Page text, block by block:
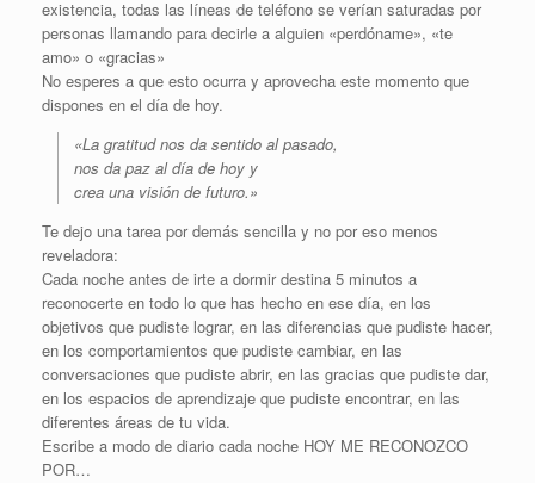
existencia, todas las líneas de teléfono se verían saturadas por
personas llamando para decirle a alguien «perdóname», «te
amo» o «gracias»
No esperes a que esto ocurra y aprovecha este momento que
dispones en el día de hoy.
«La gratitud nos da sentido al pasado,
nos da paz al día de hoy y
crea una visión de futuro.»
Te dejo una tarea por demás sencilla y no por eso menos
reveladora:
Cada noche antes de irte a dormir destina 5 minutos a
reconocerte en todo lo que has hecho en ese día, en los
objetivos que pudiste lograr, en las diferencias que pudiste hacer,
en los comportamientos que pudiste cambiar, en las
conversaciones que pudiste abrir, en las gracias que pudiste dar,
en los espacios de aprendizaje que pudiste encontrar, en las
diferentes áreas de tu vida.
Escribe a modo de diario cada noche HOY ME RECONOZCO
POR…